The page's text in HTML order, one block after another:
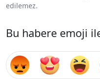
edilemez.
Bu habere emoji